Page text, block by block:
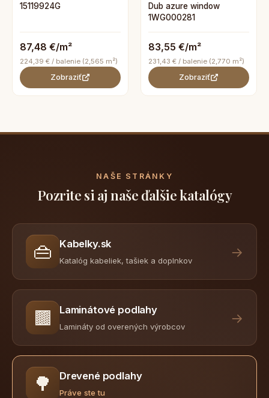
15119924G
87,48 €/m²
224,39 € / balenie (2,565 m²)
Zobraziť
Dub azure window
1WG000281
83,55 €/m²
231,43 € / balenie (2,770 m²)
Zobraziť
NAŠE STRÁNKY
Pozrite si aj naše ďalšie katalógy
👜 Kabelky.sk
Katalóg kabeliek, tašiek a doplnkov
→
🟫 Laminátové podlahy
Lamináty od overených výrobcov
→
🌳 Drevené podlahy
Práve ste tu